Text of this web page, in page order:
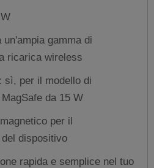
gamma di
ricarica wireless
sì, per il modello di
da 15 W
per il
dispositivo
rapida e semplice nel tuo